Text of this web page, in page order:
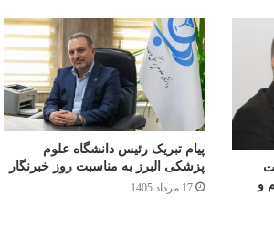
و
پیام تبریک رئیس دانشگاه علوم
پزشکی البرز به مناسبت روز خبرنگار
17 مرداد 1405